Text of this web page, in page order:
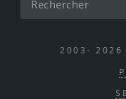
2003- 2026